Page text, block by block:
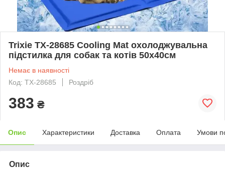
Trixie TX-28685 Cooling Mat охолоджувальна
підстилка для собак та котів 50х40см
Немає в наявності
Код: TX-28685
Роздріб
383 ₴
Опис Характеристики Доставка Оплата Умови
Опис